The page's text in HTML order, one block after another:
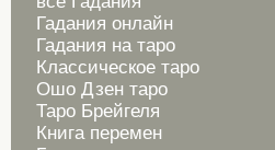
Гадания онлайн
Гадания на таро
Классическое таро
Ошо Дзен таро
Таро Брейгеля
Книга перемен